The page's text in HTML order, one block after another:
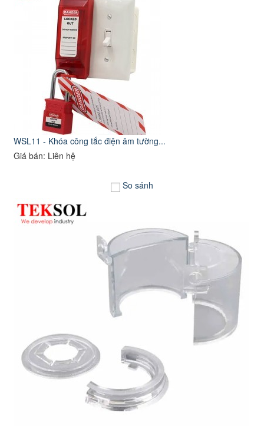
WSL11 - Khóa công tắc điện âm tường...
Giá bán: Liên hệ
So sánh